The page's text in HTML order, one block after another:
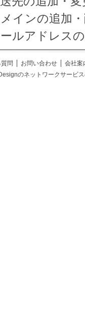
メインの追加
ルアドレス
問 お問い合わせ
会社案
のネットワークサービ